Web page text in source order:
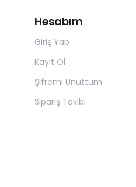
Hesabım
Giriş Yap
Kayıt Ol
Şifremi Unuttum
Sipariş Takibi